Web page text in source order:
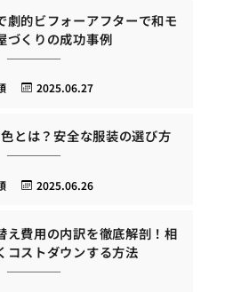
劇的ビフォーアフターで和モ
づくりの成功事例
2025.06.27
とは？安全な服装の選び方
2025.06.26
え費用の内訳を徹底解剖！相
コストダウンする方法